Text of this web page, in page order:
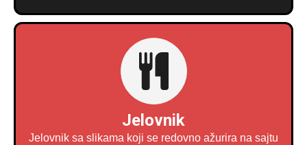
Jelovnik
Jelovnik sa slikama koji se redovno ažurira na sajtu